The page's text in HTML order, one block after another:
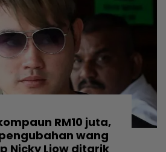
RM10 juta,
wang
Nicky Liow ditarik